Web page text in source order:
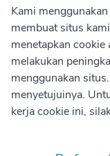
Kebijakan Privasi
Kebijakan
Kami
membuat situs
menetapkan
melakukan
menggunakan
menyetujuinya.
kerja cookie ini,